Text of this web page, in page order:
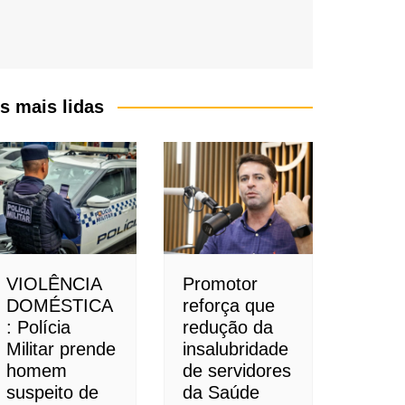
mais lidas
VIOLÊNCIA
DOMÉSTICA
: Polícia
Militar prende
homem
suspeito de
Promotor
reforça que
redução da
insalubridade
de servidores
da Saúde